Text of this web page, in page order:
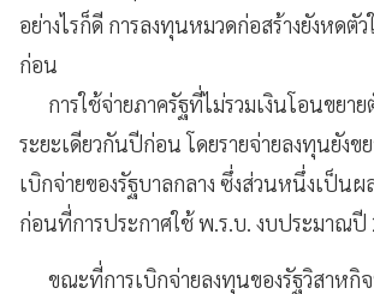
อย่างไรก็ดี การลงทุนหมวดก่อสร้างยังหดตั
ก่อน
การใช้จ่ายภาครัฐที่ไม่รวมเงินโอนขยาย
ระยะเดียวกันปีก่อน โดยรายจ่ายลงทุนยังข
เบิกจ่ายของรัฐบาลกลาง ซึ่งส่วนหนึ่งเป็น
ก่อนที่การประกาศใช้ พ.ร.บ. งบประมาณปี
ขณะที่การเบิกจ่ายลงทุนของรัฐวิสาหกิ